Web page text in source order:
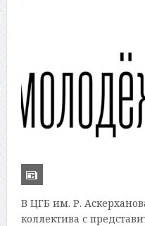
В ЦГБ им. Р.
коллектива с